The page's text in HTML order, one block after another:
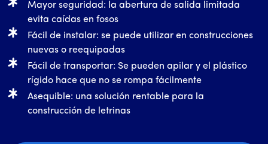
Mayor seguridad: la abertura de salida limitada
evita caídas en fosos
Fácil de instalar: se puede utilizar en construcciones
nuevas o reequipadas
Fácil de transportar: Se pueden apilar y el plástico
rígido hace que no se rompa fácilmente
Asequible: una solución rentable para la
construcción de letrinas